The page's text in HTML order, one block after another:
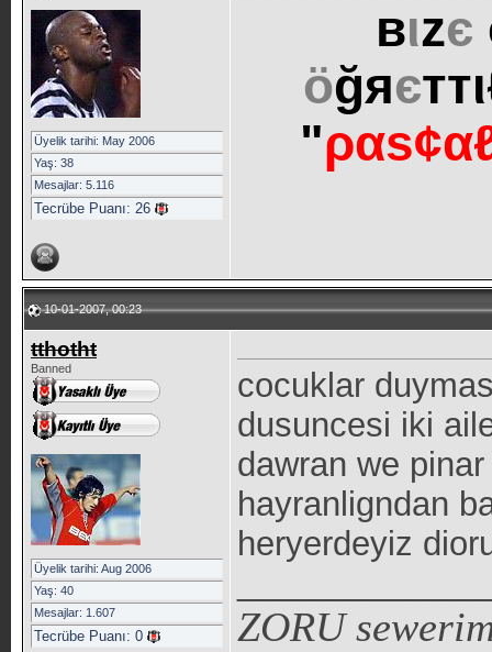
Üyelik tarihi: May 2006
Yaş: 38
Mesajlar: 5.116
Tecrübe Puanı: 26
вιzє
öğяє
"
10-01-2007, 00:23
tthotht
Banned
Üyelik tarihi: Aug 2006
Yaş: 40
Mesajlar: 1.607
Tecrübe Puanı: 0
cocuklar
dusuncesi iki
dawran we
hayranligndan
heryerdeyiz
ZORU